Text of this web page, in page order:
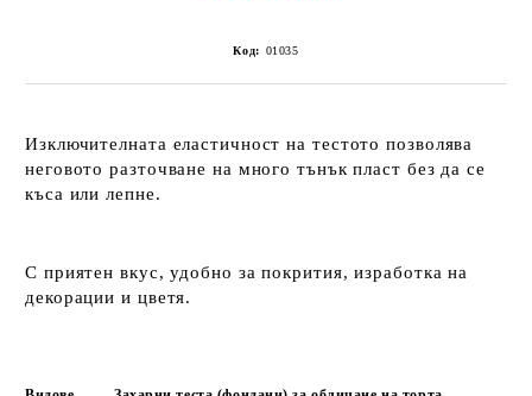
Код: 01035
Изключителната еластичност на тестото позволява
неговото разточване на много тънък пласт без да се
къса или лепне.
С приятен вкус, удобно за покрития, изработка на
декорации и цветя.